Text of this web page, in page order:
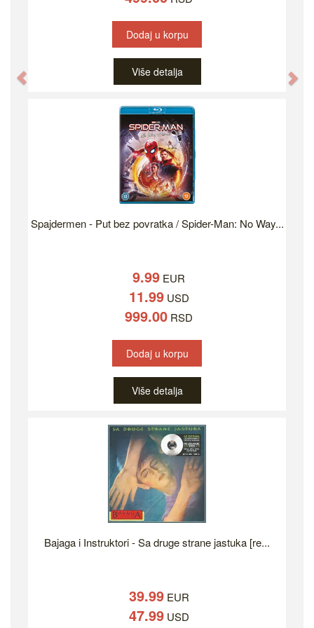
Dodaj u korpu
Više detalja
Spajdermen - Put bez povratka / Spider-Man: No Way...
9.99 EUR
11.99USD
999.00 RSD
Dodaj u korpu
Više detalja
Bajaga i Instruktori - Sa druge strane jastuka [re...
39.99EUR
47.99USD